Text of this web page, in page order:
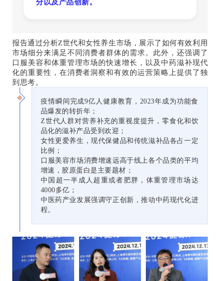
分以及产品创新。
报告通过分析Z世代和女性养生市场，展示了如何有效利用
市场细分来满足不同消费者群体的需求。此外，还强调了
口服美容和体重管理市场的快速增长，以及中药滋补现代
化的重要性，在消费者洞察和有效的运营策略上提供了独
到思考。
疫情瞬间完成9亿人健康教育，2023年成为功能食
品爆发的转折年；
Z世代人群对营养补充的重视度提升，零食化和饮
品化的滋补产品受到欢迎；
女性更爱养生，现代保健品和传统滋补品各占一定
比例；
口服美容市场消费增速远高于线上各个品类的平均
增速，胶原蛋白是主要题材；
中国超一半成人超重或者肥胖，体重管理市场达
4000多亿；
中医药产业发展强调守正创新，推动中药现代化进
程。